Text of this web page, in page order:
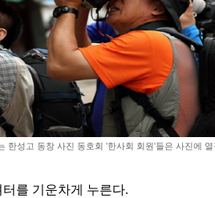
한성고 동창 사진 동호회 '한사회 회원'들은 사진에
를 기운차게 누른다.